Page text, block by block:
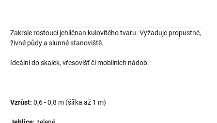
Zakrsle rostoucí jehličnan kulovitého tvaru. Vyžaduje propustné,
živné půdy a slunné stanoviště.
Ideální do skalek, vřesovišť či mobilních nádob.
Vzrůst: 0,6 - 0,8 m (šířka až 1 m)